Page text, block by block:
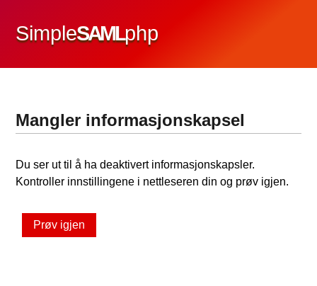
SimpleSAMLphp
Mangler informasjonskapsel
Du ser ut til å ha deaktivert informasjonskapsler.
Kontroller innstillingene i nettleseren din og prøv igjen.
Prøv igjen